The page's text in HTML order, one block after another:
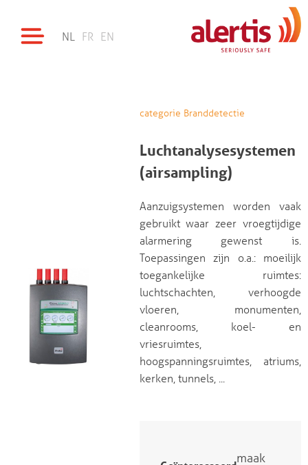
NL FR EN
categorie Branddetectie
Luchtanalysesystemen
(airsampling)
Aanzuigsystemen worden vaak
gebruikt waar zeer vroegtijdige
alarmering gewenst is.
Toepassingen zijn o.a.: moeilijk
toegankelijke ruimtes:
luchtschachten, verhoogde
vloeren, monumenten,
cleanrooms, koel- en
vriesruimtes,
hoogspanningsruimtes, atriums,
kerken, tunnels, ...
maak